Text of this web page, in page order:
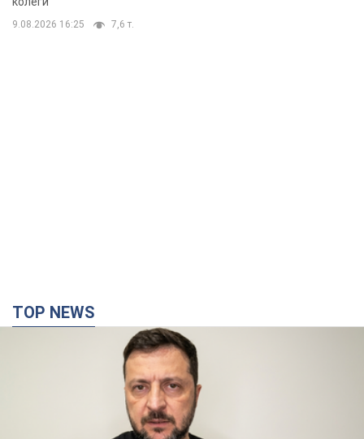
9.08.2026 16:25 7,6 т.
TOP NEWS